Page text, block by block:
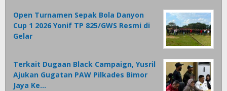
Open Turnamen Sepak Bola Danyon
Cup 1 2026 Yonif TP 825/GWS Resmi di
Gelar
Terkait Dugaan Black Campaign, Yusril
Ajukan Gugatan PAW Pilkades Bimor
Jaya Ke…